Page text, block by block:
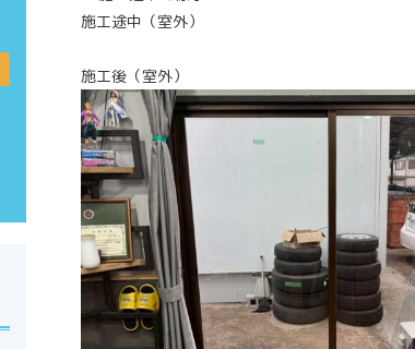
施工途中（室外）
施工後（室外）